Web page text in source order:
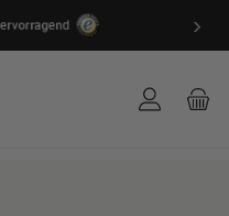
80 444 60 ›
Einloggen